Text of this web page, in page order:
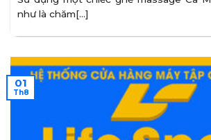
như là chăm[...]
01
Th8